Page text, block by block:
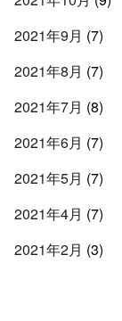
2021年9月 (7)
2021年8月 (7)
2021年7月 (8)
2021年6月 (7)
2021年5月 (7)
2021年4月 (7)
2021年2月 (3)